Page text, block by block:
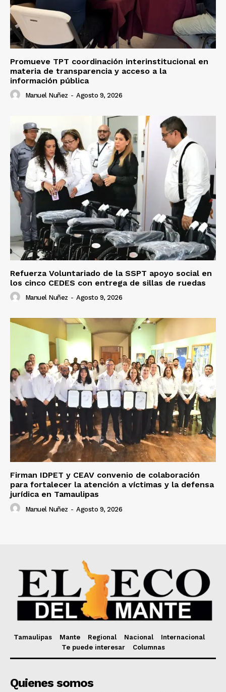
Promueve TPT coordinación interinstitucional en
materia de transparencia y acceso a la
información pública
Manuel Nuñez - Agosto 9, 2026
Refuerza Voluntariado de la SSPT apoyo social en
los cinco CEDES con entrega de sillas de ruedas
Manuel Nuñez - Agosto 9, 2026
Firman IDPET y CEAV convenio de colaboración
para fortalecer la atención a víctimas y la defensa
jurídica en Tamaulipas
Manuel Nuñez - Agosto 9, 2026
Tamaulipas Mante Regional Nacional
Internacional
Te puede interesar
Columnas
Quienes somos